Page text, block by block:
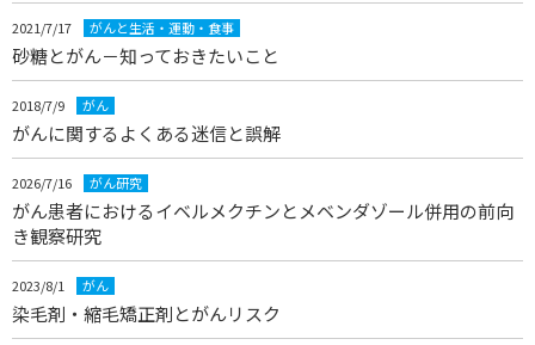
2021/7/17 がんと生活・運動・食事
砂糖とがん－知っておきたいこと
2018/7/9 がん
がんに関するよくある迷信と誤解
2026/7/16 がん研究
がん患者におけるイベルメクチンとメベンダゾール併用の前向
き観察研究
2023/8/1 がん
染毛剤・縮毛矯正剤とがんリスク